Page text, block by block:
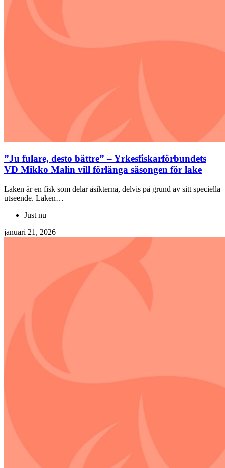
”Ju fulare, desto bättre” – Yrkesfiskarförbundets
VD Mikko Malin vill förlänga säsongen för lake
Laken är en fisk som delar åsikterna, delvis på grund av sitt speciella
utseende. Laken…
Just nu
januari 21, 2026